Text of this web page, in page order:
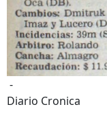
-
Diario Cronica